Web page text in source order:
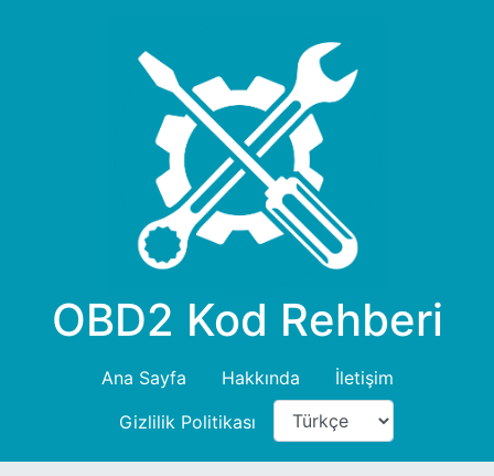
OBD2 Kod Rehberi
Ana Sayfa Hakkında
İletişim
Gizlilik Politikası